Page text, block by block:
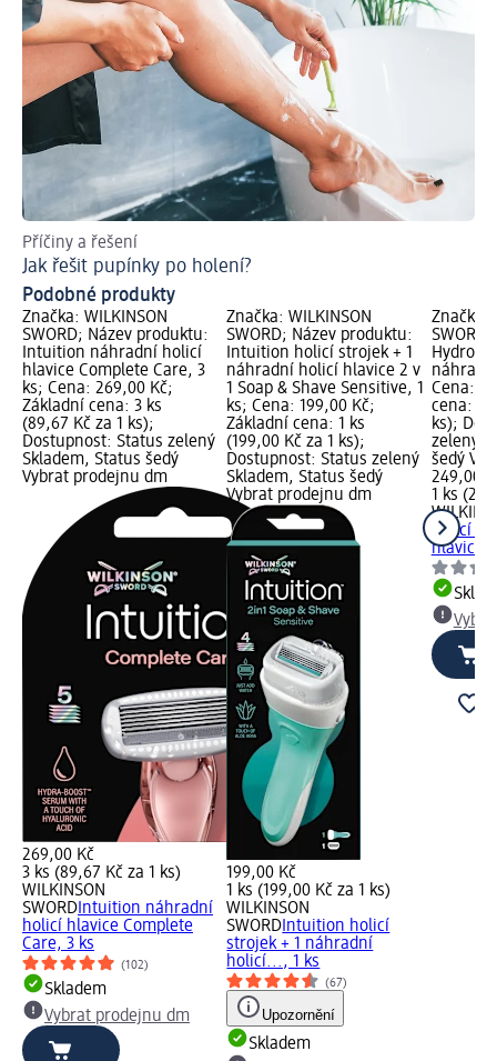
Příčiny a řešení
Jak řešit pupínky po holení?
Podobné produkty
Značka: WILKINSON
SWORD; Název produktu:
Intuition náhradní holicí
hlavice Complete Care, 3
ks; Cena: 269,00 Kč;
Základní cena: 3 ks
(89,67 Kč za 1 ks);
Dostupnost: Status zelený
Skladem, Status šedý
Vybrat prodejnu dm
269,00 Kč
3 ks (89,67 Kč za 1 ks)
WILKINSON
SWORDIntuition náhradní
holicí hlavice Complete
Care, 3 ks
(102)
Skladem
Vybrat prodejnu dm
Značka: WILKINSON
SWORD; Název produktu:
Intuition holicí strojek + 1
náhradní holicí hlavice 2 v
1 Soap & Shave Sensitive, 1
ks; Cena: 199,00 Kč;
Základní cena: 1 ks
(199,00 Kč za 1 ks);
Dostupnost: Status zelený
Skladem, Status šedý
Vybrat prodejnu dm
199,00 Kč
1 ks (199,00 Kč za 1 ks)
WILKINSON
SWORDIntuition holicí
strojek + 1 náhradní
holicí..., 1 ks
(67)
Upozornění
Skladem
Značka:
Hydro 5
Cena:
cena: 1
ks);
zelený
šedý
249,00
1 ks
holicí
hlavice,